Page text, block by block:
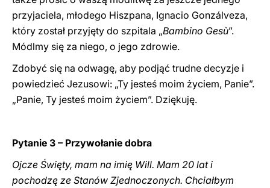
przyjaciela, młodego Hiszpana, Ignacio Gonzálveza,
który został przyjęty do szpitala „Bambino Gesù”.
Módlmy się za niego, o jego zdrowie.
Zdobyć się na odwagę, aby podjąć trudne decyzje i
powiedzieć Jezusowi: „Ty jesteś moim życiem, Panie”.
„Panie, Ty jesteś moim życiem”. Dziękuję.
Pytanie 3 – Przywołanie dobra
Ojcze Święty, mam na imię Will. Mam 20 lat i
pochodzę ze Stanów Zjednoczonych. Chciałbym